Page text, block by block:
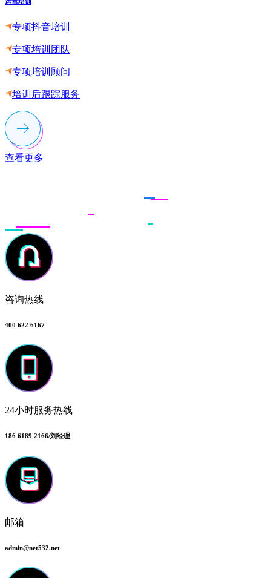
专项抖音培训
专项培训团队
专项培训顾问
培训后跟踪服务
查看更多
咨询热线
400 622 6167
24小时服务热线
186 6189 2166/刘经理
邮箱
admin@net532.net